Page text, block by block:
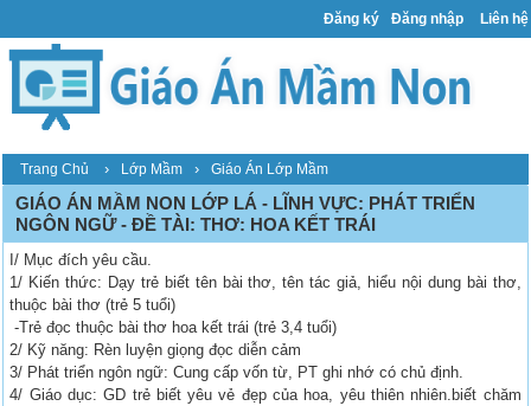
Đăng ký Đăng nhập Liên hệ
Trang Chủ › Lớp Mầm › Giáo Án Lớp Mầm
GIÁO ÁN MẦM NON LỚP LÁ - LĨNH VỰC: PHÁT TRIỂN
NGÔN NGỮ - ĐỀ TÀI: THƠ: HOA KẾT TRÁI
I/ Mục đích yêu cầu.
1/ Kiến thức: Dạy trẻ biết tên bài thơ, tên tác giả, hiểu nội dung bài thơ,
thuộc bài thơ (trẻ 5 tuổi)
-Trẻ đọc thuộc bài thơ hoa kết trái (trẻ 3,4 tuổi)
2/ Kỹ năng: Rèn luyện giọng đọc diễn cảm
3/ Phát triển ngôn ngữ: Cung cấp vốn từ, PT ghi nhớ có chủ định.
4/ Giáo dục: GD trẻ biết yêu vẻ đẹp của hoa, yêu thiên nhiên.biết chăm